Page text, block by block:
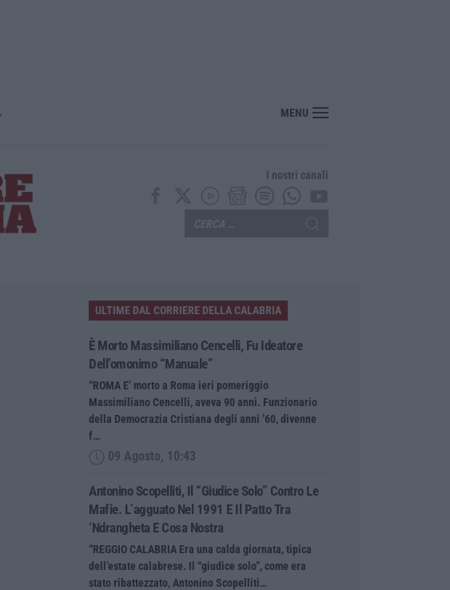
MENU
I nostri canali
ULTIME DAL CORRIERE DELLA CALABRIA
È Morto Massimiliano Cencelli, Fu Ideatore
Dell’omonimo “manuale”
“ROMA E’ morto a Roma ieri pomeriggio
Massimiliano Cencelli, aveva 90 anni. Funzionario
della Democrazia Cristiana degli anni ’60, divenne
f…
09 Agosto, 10:43
Antonino Scopelliti, Il “giudice Solo” Contro Le
Mafie. L’agguato Nel 1991 E Il Patto Tra
‘ndrangheta E Cosa Nostra
“REGGIO CALABRIA Era una calda giornata, tipica
dell’estate calabrese. Il “giudice solo”, come era
stato ribattezzato, Antonino Scopelliti…